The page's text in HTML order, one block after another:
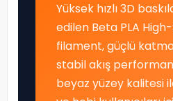
Yüksek hızlı 3D
edilen Beta PLA
filament, güçlü
stabil akış
beyaz yüzey kalitesi